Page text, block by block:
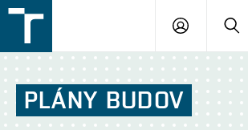
v
Brně
PŘIHLÁŠENÍ
PLÁNY BUDOV